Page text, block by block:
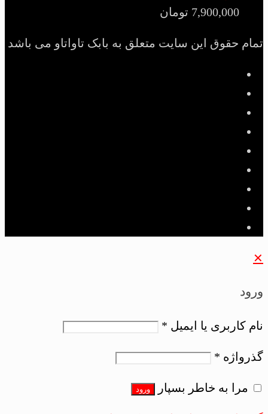
7,900,000 تومان
تمام حقوق این سایت متعلق به بابک تاواتاو می باشد
✕
ورود
نام کاربری یا ایمیل *
گذرواژه *
مرا به خاطر بسپار ورود